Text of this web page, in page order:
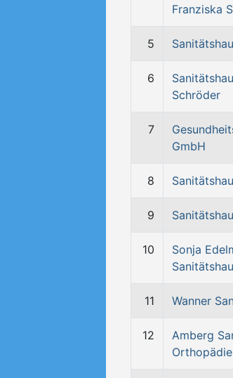
Franziska
5
6
Schröder
7
GmbH
8
9
10
Sonja
11 Wanner
12
Amberg